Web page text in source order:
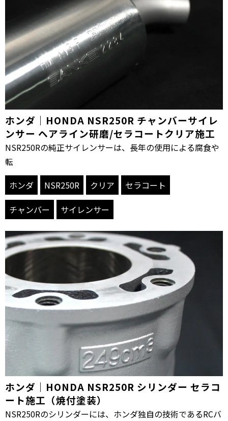
ホンダ｜HONDA NSR250R チャンバーサイレ
ンサー ヘアライン研磨/セラコートクリア施工
NSR250Rの純正サイレンサーは、長年の使用による腐食や
転
ホンダ
NSR250R クリア
セラコート
チャンバー
サイレンサー
ホンダ｜HONDA NSR250R シリンダー セラコ
ート施工（焼付塗装）
NSR250Rのシリンダーには、ホンダ独自の技術であるRCバ